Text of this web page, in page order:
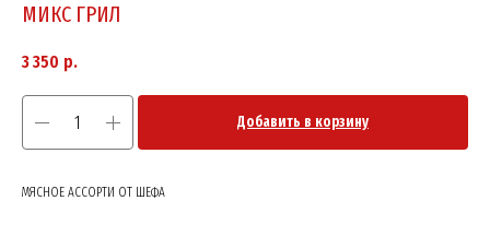
МИКС ГРИЛ
3 350 р.
Добавить в корзину
МЯСНОЕ АССОРТИ ОТ ШЕФА